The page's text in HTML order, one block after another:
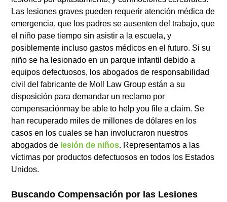
Las lesiones graves pueden requerir atención médica de
emergencia, que los padres se ausenten del trabajo, que
el niño pase tiempo sin asistir a la escuela, y
posiblemente incluso gastos médicos en el futuro. Si su
niño se ha lesionado en un parque infantil debido a
equipos defectuosos, los abogados de responsabilidad
civil del fabricante de Moll Law Group están a su
disposición para demandar un reclamo por
compensaciónmay be able to help you file a claim. Se
han recuperado miles de millones de dólares en los
casos en los cuales se han involucraron nuestros
abogados de lesión de niños. Representamos a las
víctimas por productos defectuosos en todos los Estados
Unidos.
Buscando Compensación por las Lesiones